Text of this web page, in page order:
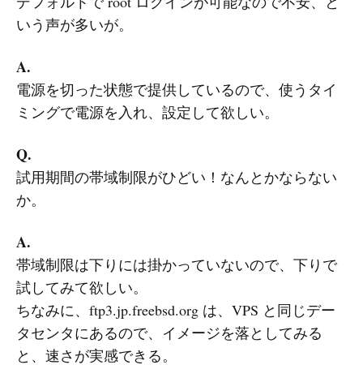
いう声が多いが。
A.
電源を切った状態で提供しているので、使うタイ
ミングで電源を入れ、設定して欲しい。
Q.
試用期間の帯域制限がひどい！なんとかならない
か。
A.
帯域制限は下りには掛かっていないので、下りで
試してみて欲しい。
ちなみに、ftp3.jp.freebsd.org は、VPS と同じデー
タセンタにあるので、イメージを落としてみる
と、速さが実感できる。